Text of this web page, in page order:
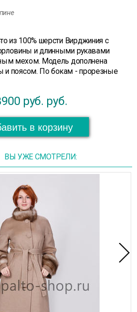
из 100% шерсти Вирджиния с
и длинными рукавами
мехом. Модель дополнена
и поясом. По бокам - прорезные
руб. руб.
в корзину
ВЫ УЖЕ СМОТРЕЛИ: